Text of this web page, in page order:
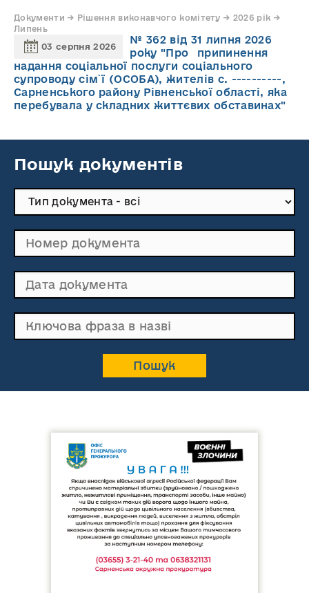
Документи → Рішення виконавчого комітету → 2026 рік →
Липень
03 серпня 2026
№ 362 від 31 липня 2026
року "Про припинення
надання соціальної послуги соціального
супроводу cім`ї (ОСОБА), жителів с. ----------,
Сарненського району Рівненської області, яка
перебувала у складних життєвих обставинах"
Пошук документів